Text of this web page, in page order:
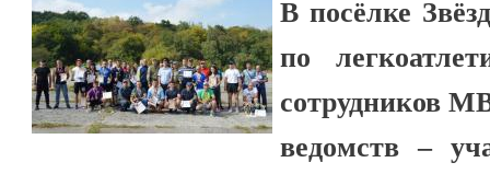
В посёлке
по
сотрудников
ведомств –